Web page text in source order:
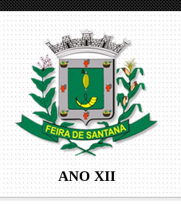
ANO XII